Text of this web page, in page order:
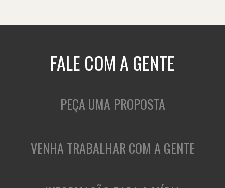
FALE COM A GENTE
PEÇA UMA PROPOSTA
VENHA TRABALHAR COM A GENTE